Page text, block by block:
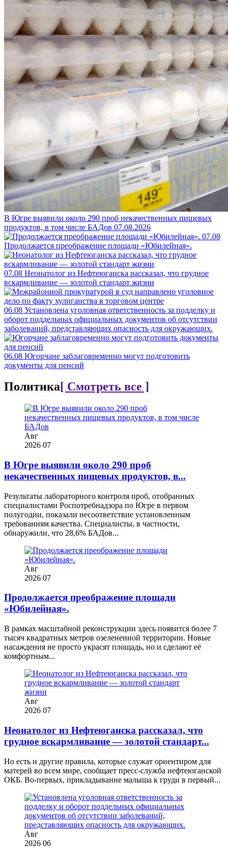
В Югре выявили около 290 проб некачественных пищевых
продуктов, в том числе БАДов 07.08.2026
07.08
Продолжается преображение площади «Юбилейная».
07.08 Неонатолог из Нефтеюганска рассказал, что грудное
вскармливание — золотой стандарт жизни
06.08 Установлена уголовная ответственность за подделку и
оборот поддельных официальных документов об отсутствии
заболеваний, представляющих опасность для окружающих.
06.08 Югорчане заблаговременно могут подготовить
документы для пенсий
Политика[ Смотреть все ]
Авг
2026 07
В Югре выявили около 290 проб
некачественных пищевых продуктов, в...
Результаты лабораторного контроля проб, отобранных
специалистами Роспотребнадзора по Югре в первом
полугодии, показали несоответствие установленным
требованиям качества. Специалисты, в частности,
обнаружили, что 28,6% БАДов...
Авг
2026 07
Продолжается преображение площади
«Юбилейная».
В рамках масштабной реконструкции здесь появится более 7
тысяч квадратных метров озелененной территории. Новые
насаждения не просто украсят площадь, но и сделают её
комфортным...
Авг
2026 07
Неонатолог из Нефтеюганска рассказал, что
грудное вскармливание — золотой стандарт...
Но есть и другие правила, которые служат ориентиром для
матерей во всем мире, сообщает пресс-служба нефтеюганской
ОКБ. Во-первых, прикладывание малыша к груди в первый...
Авг
2026 06